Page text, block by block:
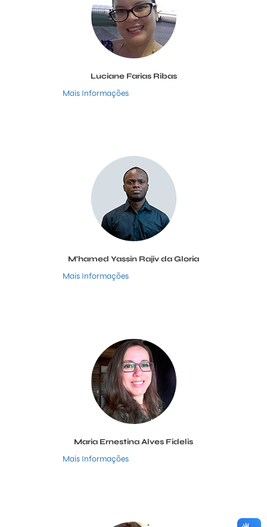
Luciane Farias Ribas
Mais Informações
M'hamed Yassin Rajiv da Gloria
Mais Informações
Maria Ernestina Alves Fidelis
Mais Informações